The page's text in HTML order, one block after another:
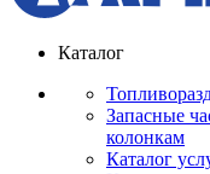
Каталог
Запасные
колонкам
Каталог